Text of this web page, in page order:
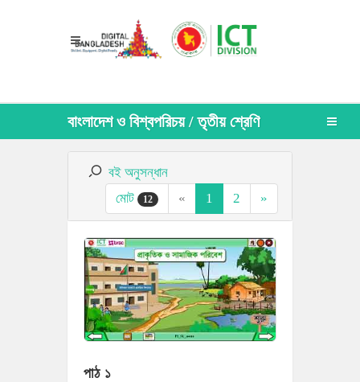
বাংলাদেশ ও বিশ্বপরিচয় / তৃতীয় শ্রেণি
বই অনুসন্ধান
মোট
12 « 1 2 »
পাঠ ১